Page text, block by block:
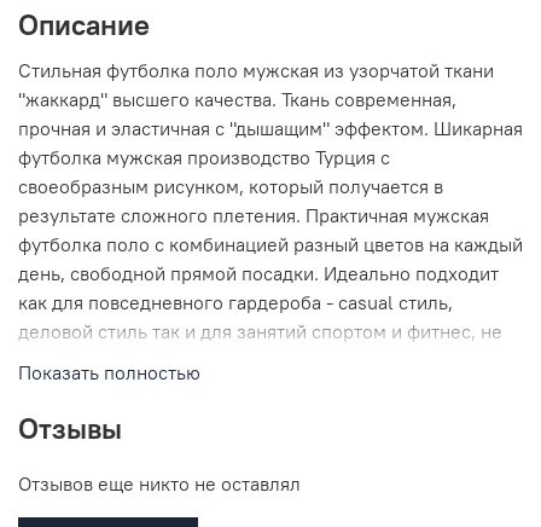
Описание
Стильная футболка поло мужская из узорчатой ткани
"жаккард" высшего качества. Ткань современная,
прочная и эластичная с "дышащим" эффектом. Шикарная
футболка мужская производство Турция с
своеобразным рисунком, который получается в
результате сложного плетения. Практичная мужская
футболка поло с комбинацией разный цветов на каждый
день, свободной прямой посадки. Идеально подходит
как для повседневного гардероба - casual стиль,
деловой стиль так и для занятий спортом и фитнес, не
джинсами, так и с брюками, а также с шортами.
Показать полностью
Отзывы
Отзывов еще никто не оставлял